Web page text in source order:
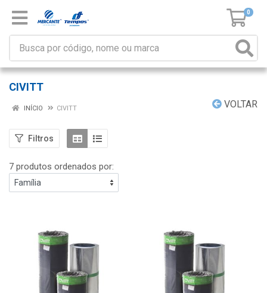
0
CIVITT
VOLTAR
INÍCIO CIVITT
Filtros
7 produtos ordenados por: